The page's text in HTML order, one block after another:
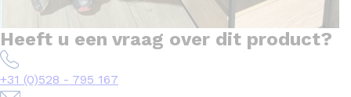
Heeft u een vraag over dit product?
+31 (0)528 - 795 167